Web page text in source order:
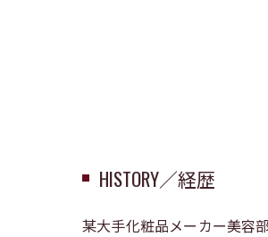
HISTORY／経歴
某大手化粧品メーカー美容